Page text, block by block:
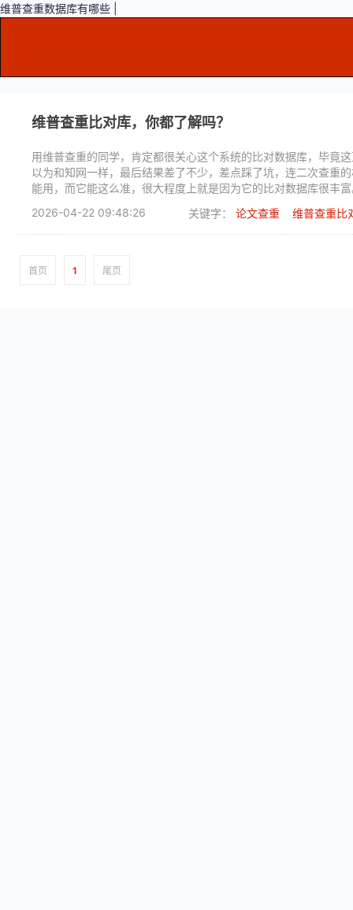
维普查重数据库有哪些 |
维普查重比对库，你都了解吗？
用维普查重的同学，肯定都很关心这个系统的比对数据库，毕竟
以为和知网一样，最后结果差了不少，差点踩了坑，连二次查重
能用，而它能这么准，很大程度上就是因为它的比对数据库很丰
2026-04-22 09:48:26
关键字： 论文查重 维普查重比
首页 1 尾页